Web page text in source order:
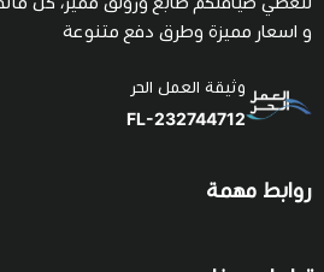
و اسعار مميزة وطرق دفع متنوعة
وثيقة العمل الحر
FL-232744712
روابط مهمة